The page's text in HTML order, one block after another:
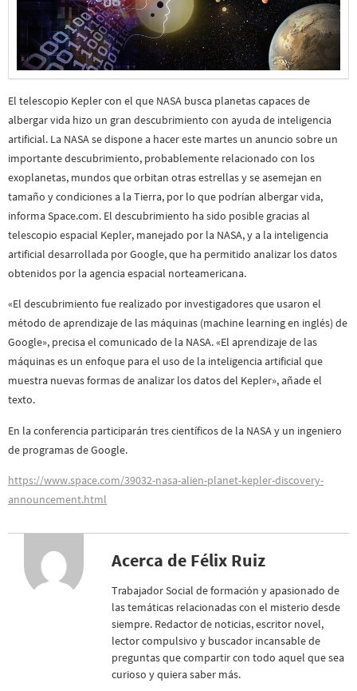
El telescopio Kepler con el que NASA busca planetas capaces de
albergar vida hizo un gran descubrimiento con ayuda de inteligencia
artificial. La NASA se dispone a hacer este martes un anuncio sobre un
importante descubrimiento, probablemente relacionado con los
exoplanetas, mundos que orbitan otras estrellas y se asemejan en
tamaño y condiciones a la Tierra, por lo que podrían albergar vida,
informa Space.com. El descubrimiento ha sido posible gracias al
telescopio espacial Kepler, manejado por la NASA, y a la inteligencia
artificial desarrollada por Google, que ha permitido analizar los datos
obtenidos por la agencia espacial norteamericana.
«El descubrimiento fue realizado por investigadores que usaron el
método de aprendizaje de las máquinas (machine learning en inglés) de
Google», precisa el comunicado de la NASA. «El aprendizaje de las
máquinas es un enfoque para el uso de la inteligencia artificial que
muestra nuevas formas de analizar los datos del Kepler», añade el
texto.
En la conferencia participarán tres científicos de la NASA y un ingeniero
de programas de Google.
https://www.space.com/39032-nasa-alien-planet-kepler-discovery-
announcement.html
Acerca de Félix Ruiz
Trabajador Social de formación y apasionado de
las temáticas relacionadas con el misterio desde
siempre. Redactor de noticias, escritor novel,
lector compulsivo y buscador incansable de
preguntas que compartir con todo aquel que sea
curioso y quiera saber más.